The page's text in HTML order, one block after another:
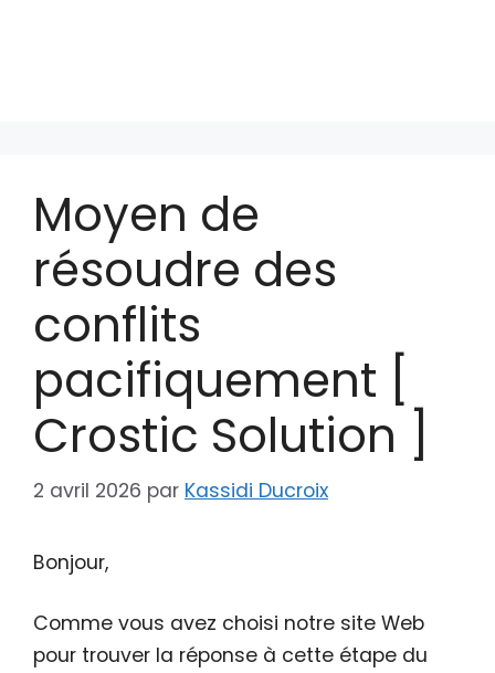
Moyen de
résoudre des
conflits
pacifiquement [
Crostic Solution ]
2 avril 2026 par Kassidi Ducroix
Bonjour,
Comme vous avez choisi notre site Web
pour trouver la réponse à cette étape du